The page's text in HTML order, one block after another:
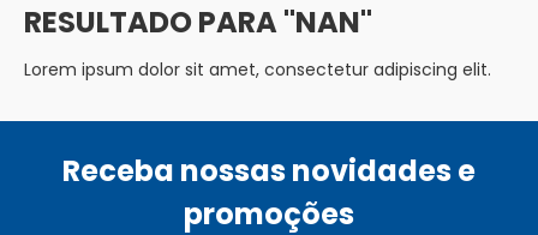
NAN
Lorem ipsum dolor sit amet, consectetur adipiscing elit.
Receba nossas novidades e
promoções